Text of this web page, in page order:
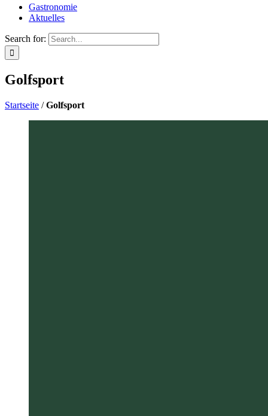
Gastronomie
Aktuelles
Search for:
Golfsport
Startseite /Golfsport